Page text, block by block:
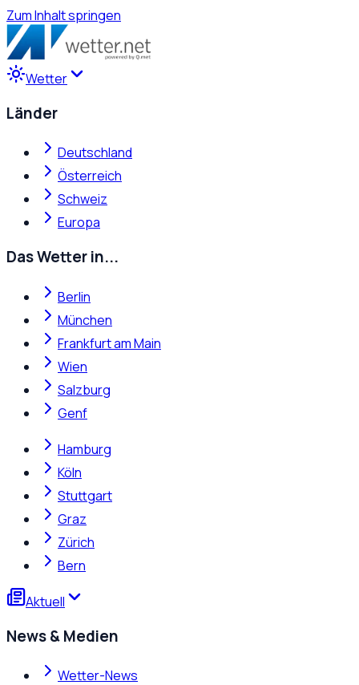
Zum Inhalt springen
Wetter
Länder
Deutschland
Österreich
Schweiz
Europa
Das Wetter in...
Berlin
München
Frankfurt am Main
Wien
Salzburg
Genf
Hamburg
Köln
Stuttgart
Graz
Zürich
Bern
Aktuell
News & Medien
Wetter-News